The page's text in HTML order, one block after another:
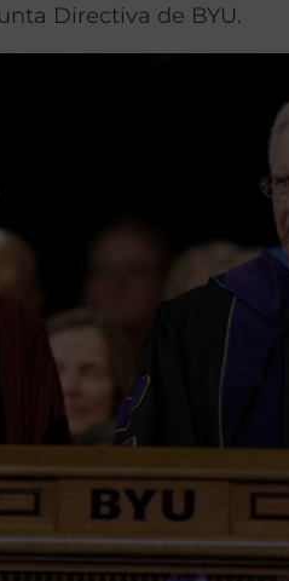
Directiva de BYU.